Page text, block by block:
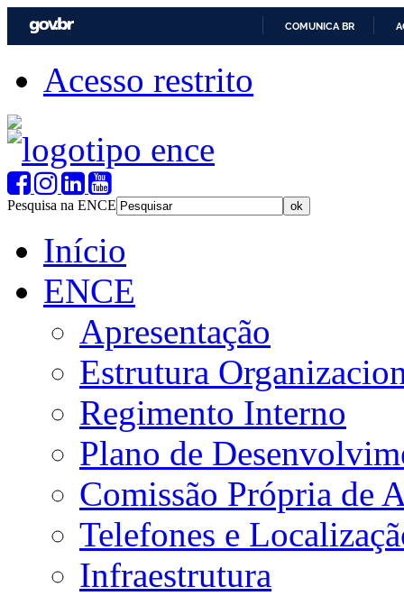
COMUNICA BR
Acesso restrito
Pesquisa na ENCE
Início
ENCE
Apresentação
Estrutura
Regimento Interno
Plano de
Comissão Própria de
Telefones e
Infraestrutura